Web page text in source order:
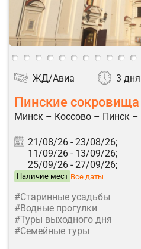
ЖД/Авиа 3
Пинские сокровища
Минск – Коссово – Пинск
21/08/26 - 23/08/26;
11/09/26 - 13/09/26;
25/09/26 - 27/09/26;
Наличие мест Все даты
#Старинные усадьбы
#Водные прогулки
#Туры выходного дня
#Семейные туры